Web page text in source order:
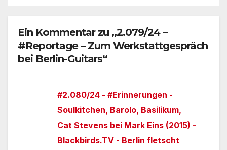
Ein Kommentar zu „2.079/24 –
#Reportage – Zum Werkstattgespräch
bei Berlin-Guitars“
#2.080/24 - #Erinnerungen -
Soulkitchen, Barolo, Basilikum,
Cat Stevens bei Mark Eins (2015) -
Blackbirds.TV - Berlin fletscht